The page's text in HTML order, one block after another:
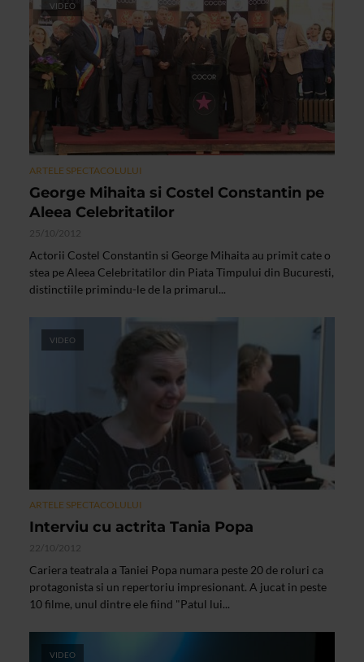
VIDEO
ARTELE SPECTACOLULUI
George Mihaita si Costel Constantin pe
Aleea Celebritatilor
25/10/2012
Actorii Costel Constantin si George Mihaita au primit cate o
stea pe Aleea Celebritatilor din Piata Timpului din Bucuresti,
distinctiile primindu-le de la primarul...
VIDEO
ARTELE SPECTACOLULUI
Interviu cu actrita Tania Popa
22/10/2012
Cariera teatrala a Taniei Popa numara peste 20 de roluri ca
protagonista si un repertoriu impresionant. A jucat in peste
10 filme, unul dintre ele fiind "Patul lui...
VIDEO